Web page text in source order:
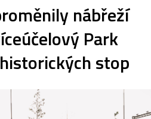
nábřeží
Park
stop